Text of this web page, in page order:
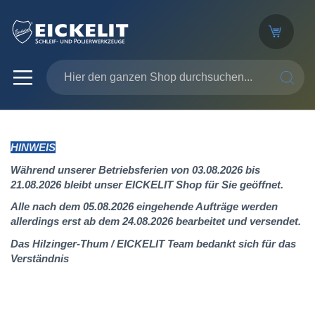
SUCHE
HINWEIS
Während unserer Betriebsferien von 03.08.2026 bis
21.08.2026 bleibt unser EICKELIT Shop für Sie geöffnet.
Alle nach dem 05.08.2026 eingehende Aufträge werden
allerdings erst ab dem 24.08.2026 bearbeitet und versendet.
Das Hilzinger-Thum / EICKELIT Team bedankt sich für das
Verständnis